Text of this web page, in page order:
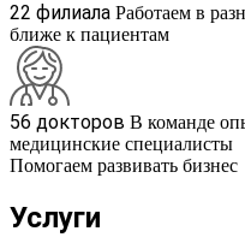
22 филиала Работаем в
ближе к пациентам
56 докторов В команде
медицинские специалисты
Помогаем развивать бизнес
Услуги